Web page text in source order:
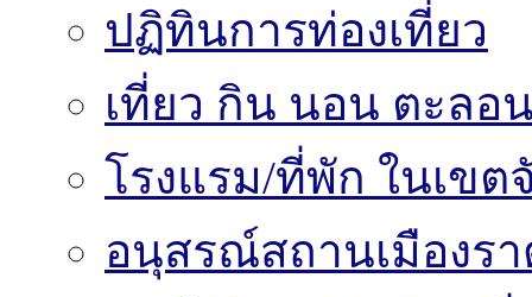
ปฏิทินการท่องเที่ยว
เที่ยว กิน นอน ตะลอ
โรงแรม/ที่พัก ในเข
อนุสรณ์สถานเมืองร